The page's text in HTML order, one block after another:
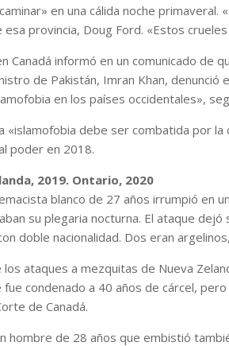
en una cálida noche
provincia, Doug Ford. «Estos
Canadá informó en un comunicado de
de Pakistán, Imran Khan,
en los países occidentales»,
«islamofobia debe ser combatida por
poder en 2018.
2019. Ontario, 2020
blanco de 27 años irrumpió en
su plegaria nocturna. El ataque
doble nacionalidad. Dos eran
ataques a mezquitas de Nueva
condenado a 40 años de cárcel,
de Canadá.
hombre de 28 años que embistió